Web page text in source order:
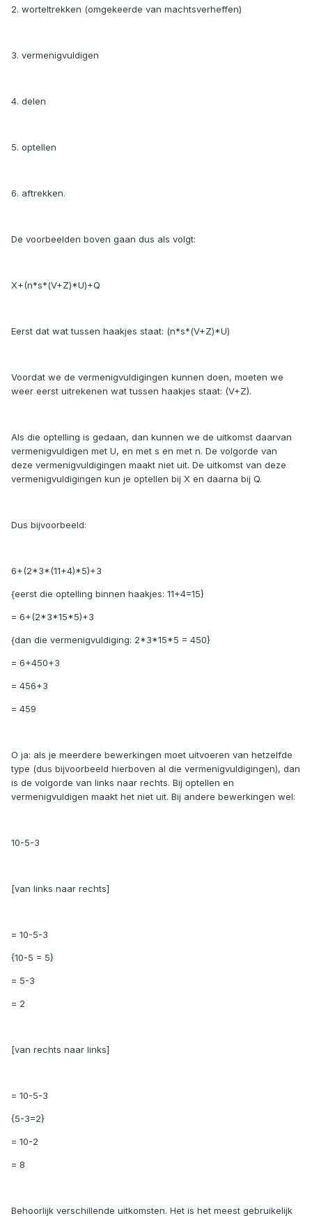
2. worteltrekken (omgekeerde van machtsverheffen)
3. vermenigvuldigen
4. delen
5. optellen
6. aftrekken.
De voorbeelden boven gaan dus als volgt:
X+(n*s*(V+Z)*U)+Q
Eerst dat wat tussen haakjes staat: (n*s*(V+Z)*U)
Voordat we de vermenigvuldigingen kunnen doen, moeten we
weer eerst uitrekenen wat tussen haakjes staat: (V+Z).
Als die optelling is gedaan, dan kunnen we de uitkomst daarvan
vermenigvuldigen met U, en met s en met n. De volgorde van
deze vermenigvuldigingen maakt niet uit. De uitkomst van deze
vermenigvuldigingen kun je optellen bij X en daarna bij Q.
Dus bijvoorbeeld:
6+(2*3*(11+4)*5)+3
{eerst die optelling binnen haakjes: 11+4=15}
= 6+(2*3*15*5)+3
{dan die vermenigvuldiging: 2*3*15*5 = 450}
= 6+450+3
= 456+3
= 459
O ja: als je meerdere bewerkingen moet uitvoeren van hetzelfde
type (dus bijvoorbeeld hierboven al die vermenigvuldigingen), dan
is de volgorde van links naar rechts. Bij optellen en
vermenigvuldigen maakt het niet uit. Bij andere bewerkingen wel:
10-5-3
[van links naar rechts]
= 10-5-3
{10-5 = 5}
= 5-3
= 2
[van rechts naar links]
= 10-5-3
{5-3=2}
= 10-2
= 8
Behoorlijk verschillende uitkomsten. Het is het meest gebruikelijk